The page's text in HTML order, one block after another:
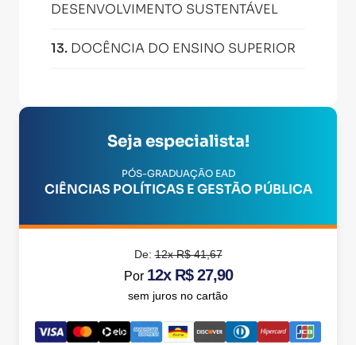
DESENVOLVIMENTO SUSTENTÁVEL
13. DOCÊNCIA DO ENSINO SUPERIOR
Seja especialista!
PÓS-GRADUAÇÃO EAD
CIÊNCIAS POLÍTICAS E GESTÃO PÚBLICA
De:12x R$ 41,67
Por 12x R$ 27,90
sem juros no cartão